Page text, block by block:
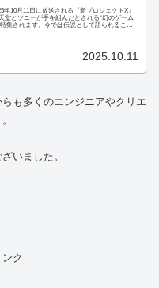
年10月11日に放送される『新プロジェクトX』
堂とソニーが手を組んだとされる“幻のゲーム
集されます。今では伝説として語られるこの
2025.10.11
も多くのエンジニアやクリエ
いました。
ク